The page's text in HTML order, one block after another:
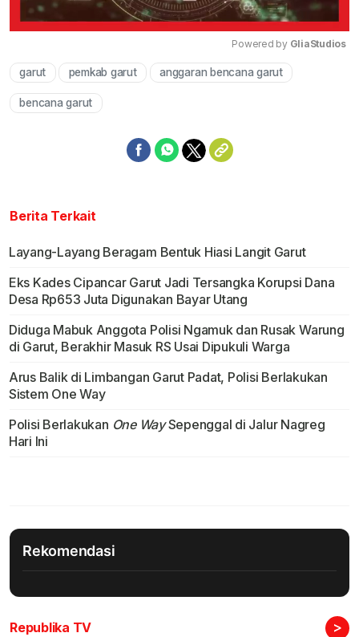
Mute
Powered by GliaStudios
garut pemkab garut anggaran bencana garut
bencana garut
Berita Terkait
Layang-Layang Beragam Bentuk Hiasi Langit Garut
Eks Kades Cipancar Garut Jadi Tersangka Korupsi Dana
Desa Rp653 Juta Digunakan Bayar Utang
Diduga Mabuk Anggota Polisi Ngamuk dan Rusak Warung
di Garut, Berakhir Masuk RS Usai Dipukuli Warga
Arus Balik di Limbangan Garut Padat, Polisi Berlakukan
Sistem One Way
Polisi Berlakukan One WaySepenggal di Jalur Nagreg
Hari Ini
Rekomendasi
Republika TV >